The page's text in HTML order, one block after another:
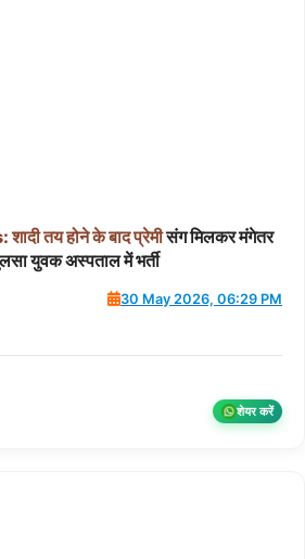
शादीतयहोनेकेबादप्रेमीसंग मिलकर मंगेतर
युवक अस्पताल में भर्ती
30 May 2026, 06:29 PM
शेयर करें